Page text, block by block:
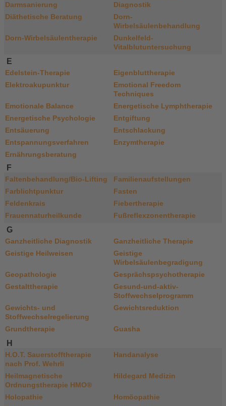
Darmsanierung
Diagnostik
Diäthetische Beratung
Dorn-
Wirbelsäulenbehandlung
Dorn-Wirbelsäulentherapie
Dunkelfeld-
Vitalblutuntersuchung
E
Edelstein-Therapie
Eigenbluttherapie
Elektroakupunktur
Emotional Freedom
Techniques
Emotionale Balance
Energetische Lymphtherapie
Energetische Psychologie
Entgiftung
Entsäuerung
Entschlackung
Entspannungsverfahren
Enzymtherapie
Ernährungsberatung
F
Faltenbehandlung/Bio-Lifting
Familienaufstellungen
Farblichtpunktur
Fasten
Feldenkrais
Fiebertherapie
Frauennaturheilkunde
Fußreflexzonentherapie
G
Ganzheitliche Diagnostik
Ganzheitliche Therapie
Geistige Heilweisen
Geistige
Wirbelsäulenbegradigung
Geopathologie
Gesprächspsychotherapie
Gestalttherapie
Gesund-und-aktiv-
Stoffwechselprogramm
Gewichts- und
Stoffwechselregelierung
Gewichtsreduktion
Grundtherapie Guasha
H
H.O.T. Sauerstofftherapie
nach Prof. Wehrli
Handanalyse
Heilmagnetische
Ordnungstherapie HMO®
Hildegard Medizin
Holopathie
Homöopathie